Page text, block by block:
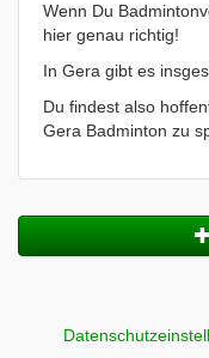
Wenn Du
hier genau richtig!
In Gera gibt es
Du findest also
Gera Badminton zu